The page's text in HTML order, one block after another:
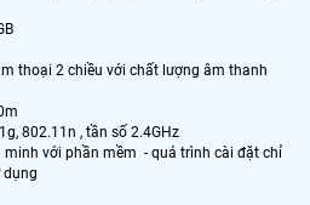
thoại 2 chiều với chất lượng âm thanh
802.11n , tần số 2.4GHz
minh với phần mềm - quá trình cài đặt chỉ